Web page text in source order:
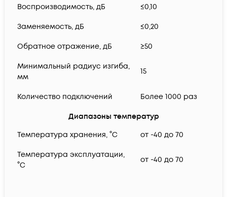
Воспроизводимость, дБ ≤0,10
Заменяемость, дБ ≤0,20
Обратное отражение, дБ ≥50
Минимальный радиус изгиба,
мм
15
Количество подключений Более 1000 раз
Диапазоны температур
Температура хранения, °C
от -40 до 70
Температура эксплуатации,
°C
от -40 до 70